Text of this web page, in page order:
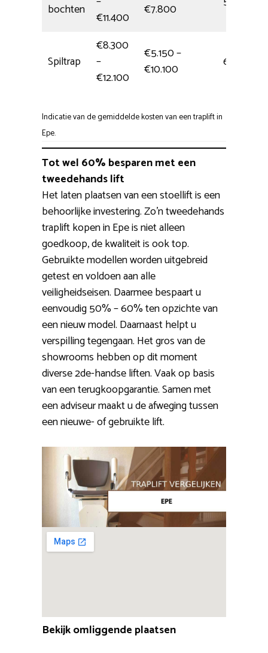
bochten
€11.400
€7.800
Spiltrap
€8.300
–
€12.100
€5.150 –
€10.100
6 uur
Indicatie van de gemiddelde kosten van een traplift in
Epe.
Tot wel 60% besparen met een
tweedehands lift
Het laten plaatsen van een stoellift is een
behoorlijke investering. Zo’n tweedehands
traplift kopen in Epe is niet alleen
goedkoop, de kwaliteit is ook top.
Gebruikte modellen worden uitgebreid
getest en voldoen aan alle
veiligheidseisen. Daarmee bespaart u
eenvoudig 50% – 60% ten opzichte van
een nieuw model. Daarnaast helpt u
verspilling tegengaan. Het gros van de
showrooms hebben op dit moment
diverse 2de-handse liften. Vaak op basis
van een terugkoopgarantie. Samen met
een adviseur maakt u de afweging tussen
een nieuwe- of gebruikte lift.
Bekijk omliggende plaatsen